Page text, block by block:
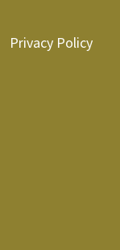
Privacy Policy